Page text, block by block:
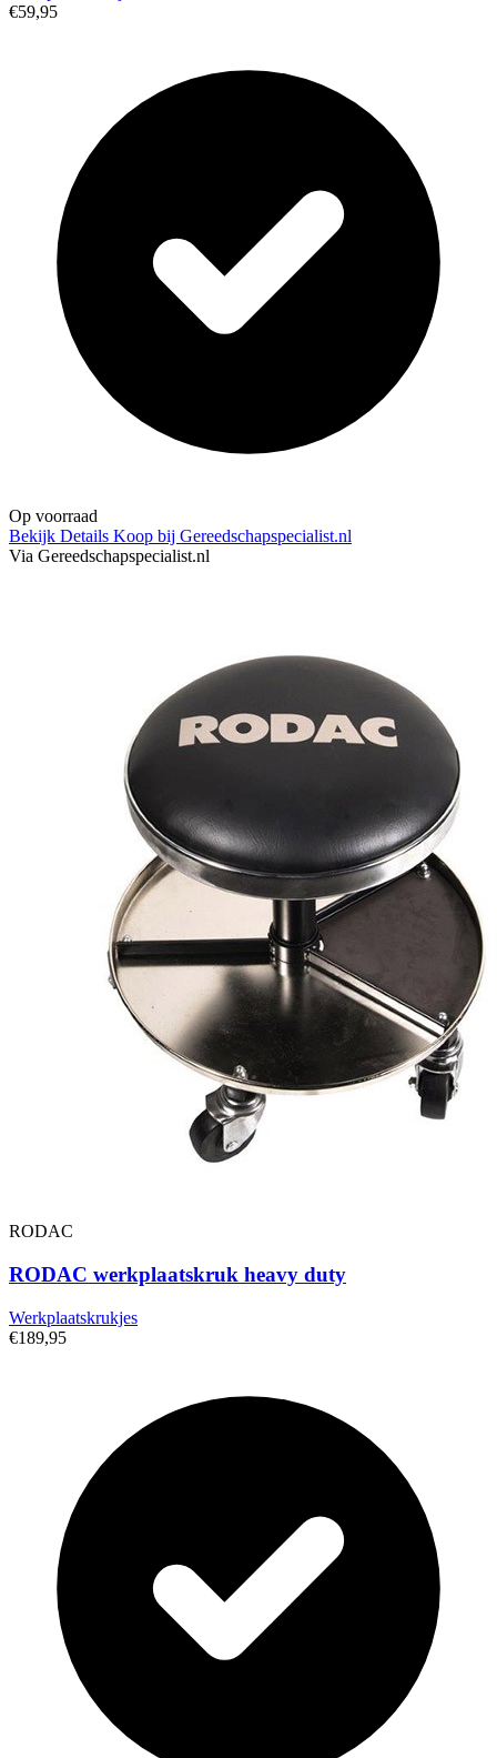
€59,95
Op voorraad
Bekijk Details Koop bij Gereedschapspecialist.nl
Via Gereedschapspecialist.nl
RODAC
RODAC werkplaatskruk heavy duty
Werkplaatskrukjes
€189,95